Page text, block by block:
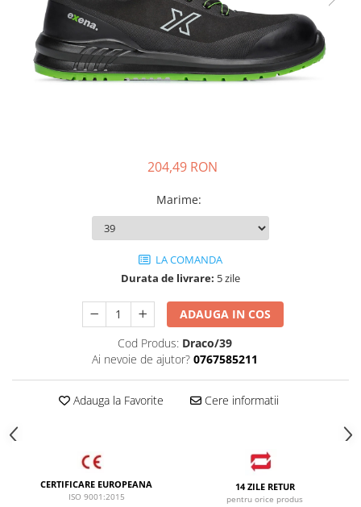
JACHETE DE LUCRU
PANTALONI DE LUCRU
JACHETE VATUITE
INDUSTRIA ALIMENTARA
204,49 RON
Marime:
LA COMANDA
Durata de livrare: 5 zile
ADAUGA IN COS
Cod Produs: Draco/39
Ai nevoie de ajutor? 0767585211
Adauga la Favorite Cere informatii
CERTIFICARE EUROPEANA
ISO 9001:2015
14 ZILE RETUR
pentru orice produs